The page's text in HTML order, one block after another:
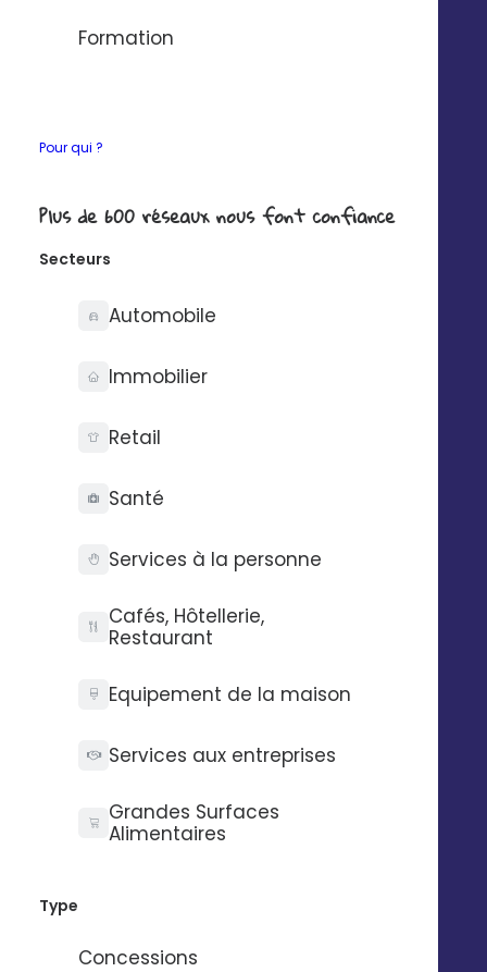
Formation
Pour qui ?
Plus de 600 réseaux nous font confiance
Secteurs
Automobile
Immobilier
Retail
Santé
Services à la personne
Cafés, Hôtellerie,
Restaurant
Equipement de la maison
Services aux entreprises
Grandes Surfaces
Alimentaires
Type
Concessions
en fonction de vos zones de
performances de vos campagnes
bord simplifié et intuitif.